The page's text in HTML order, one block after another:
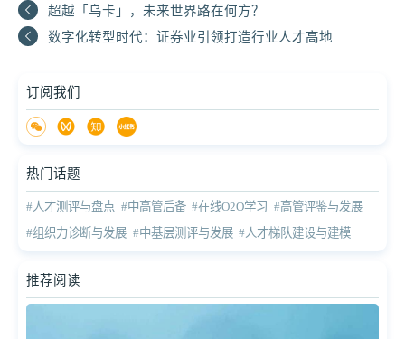
超越「乌卡」，未来世界路在何方？
数字化转型时代：证券业引领打造行业人才高地
订阅我们
热门话题
#人才测评与盘点 #中高管后备 #在线O2O学习 #高管评鉴与发展
#组织力诊断与发展 #中基层测评与发展 #人才梯队建设与建模
推荐阅读